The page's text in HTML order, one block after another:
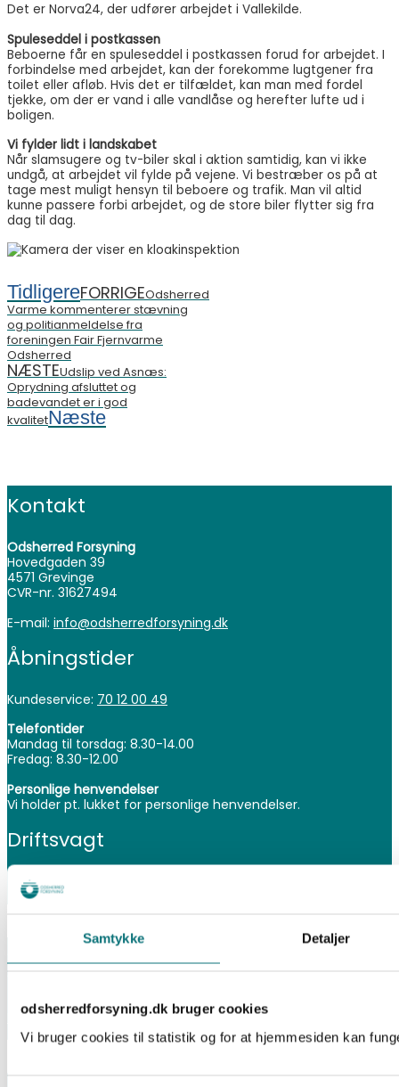
Samtykke Detaljer
odsherredforsyning.dk bruger cookies
Vi bruger cookies til statistik og for at hjemmesiden kan
Det er Norva24, der udfører arbejdet i Vallekilde.
Spuleseddel i postkassen
Beboerne får en spuleseddel i postkassen forud for arbejdet. I
forbindelse med arbejdet, kan der forekomme lugtgener fra
toilet eller afløb. Hvis det er tilfældet, kan man med fordel
tjekke, om der er vand i alle vandlåse og herefter lufte ud i
boligen.
Vi fylder lidt i landskabet
Når slamsugere og tv-biler skal i aktion samtidig, kan vi ikke
undgå, at arbejdet vil fylde på vejene. Vi bestræber os på at
tage mest muligt hensyn til beboere og trafik. Man vil altid
kunne passere forbi arbejdet, og de store biler flytter sig fra
dag til dag.
TidligereFORRIGEOdsherred
Varme kommenterer stævning
og politianmeldelse fra
foreningen Fair Fjernvarme
Odsherred
NÆSTEUdslip ved Asnæs:
Oprydning afsluttet og
badevandet er i god
kvalitetNæste
Kontakt
Odsherred Forsyning
Hovedgaden 39
4571 Grevinge
CVR-nr. 31627494
E-mail: info@odsherredforsyning.dk
Åbningstider
Kundeservice: 70 12 00 49
Telefontider
Mandag til torsdag: 8.30-14.00
Fredag: 8.30-12.00
Personlige henvendelser
Vi holder pt. lukket for personlige henvendelser.
Driftsvagt
(Akutte henvendelser uden for normal åbningstid)
Asmindrup, Vig, Egebjerg, Grevinge og Herrestrup.
Ring til Odsherred Forsyning på 70 12 00 49